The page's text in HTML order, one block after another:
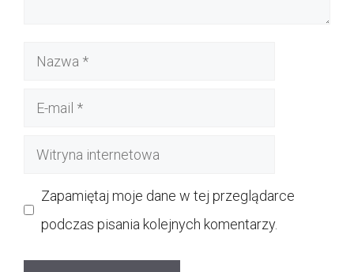
Nazwa
Witryna
Zapamiętaj moje dane w tej przeglądarce
podczas pisania kolejnych komentarzy.